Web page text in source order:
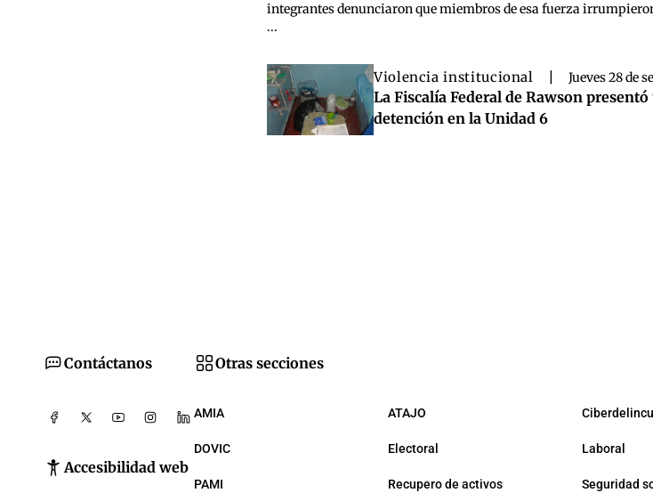
integrantes denunciaron que miembros de esa fuerza
...
Violencia institucional Jueves 28 de
La Fiscalía Federal de Rawson
detención en la Unidad 6
Contáctanos
Accesibilidad web
Otras secciones
AMIA ATAJO
DOVIC Electoral Laboral
PAMI Recupero de activos Seguridad